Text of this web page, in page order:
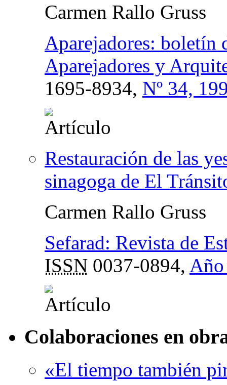
Carmen Rallo Gruss
Aparejadores:
Aparejadores y
1695-8934, Nº 34,
Restauración de las
sinagoga de El
Carmen Rallo Gruss
Sefarad: Revista de
ISSN 0037-0894, Año
Colaboraciones en
«El tiempo también